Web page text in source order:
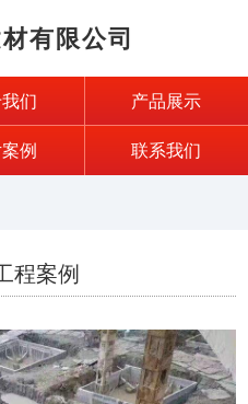
有限公司
们 产品展示
例 联系我们
程案例